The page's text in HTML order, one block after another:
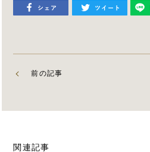
前の記事
関連記事